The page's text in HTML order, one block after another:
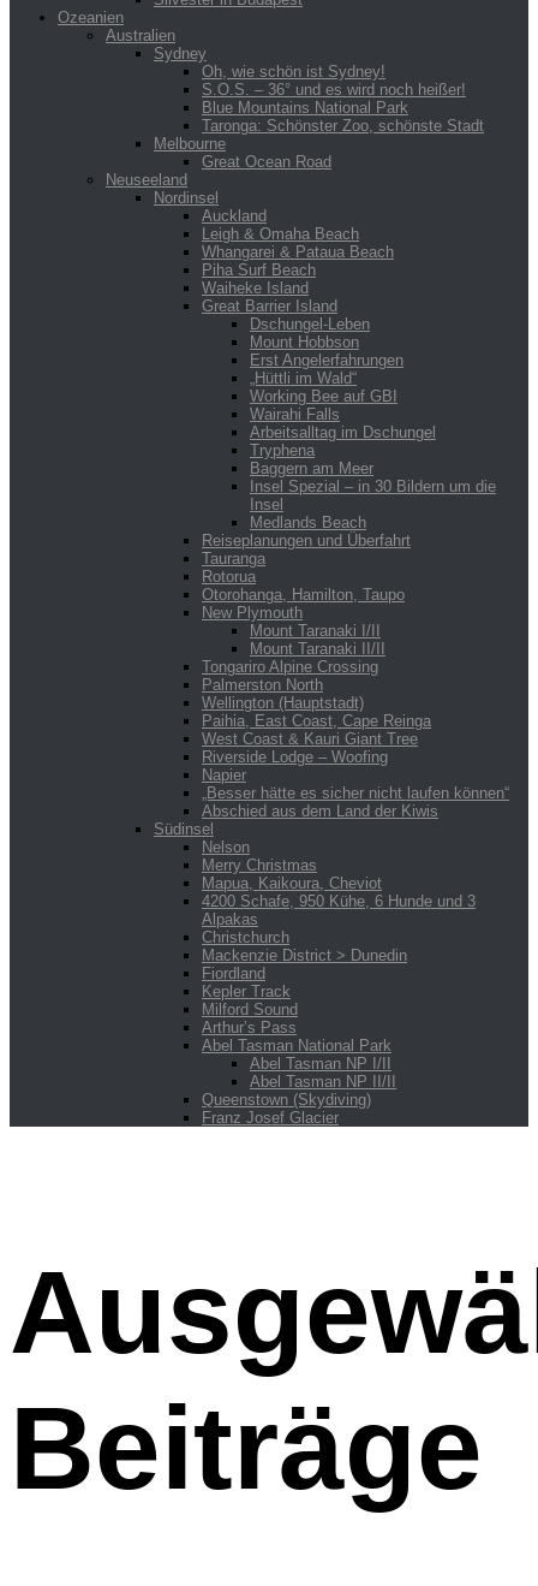
Ozeanien
Australien
Sydney
Oh, wie schön ist Sydney!
S.O.S. – 36° und es wird noch heißer!
Blue Mountains National Park
Taronga: Schönster Zoo, schönste Stadt
Melbourne
Great Ocean Road
Neuseeland
Nordinsel
Auckland
Leigh & Omaha Beach
Whangarei & Pataua Beach
Piha Surf Beach
Waiheke Island
Great Barrier Island
Dschungel-Leben
Mount Hobbson
Erst Angelerfahrungen
„Hüttli im Wald“
Working Bee auf GBI
Wairahi Falls
Arbeitsalltag im Dschungel
Tryphena
Baggern am Meer
Insel Spezial – in 30 Bildern um die
Insel
Medlands Beach
Reiseplanungen und Überfahrt
Tauranga
Rotorua
Otorohanga, Hamilton, Taupo
New Plymouth
Mount Taranaki I/II
Mount Taranaki II/II
Tongariro Alpine Crossing
Palmerston North
Wellington (Hauptstadt)
Paihia, East Coast, Cape Reinga
West Coast & Kauri Giant Tree
Riverside Lodge – Woofing
Napier
„Besser hätte es sicher nicht laufen können“
Abschied aus dem Land der Kiwis
Südinsel
Nelson
Merry Christmas
Mapua, Kaikoura, Cheviot
4200 Schafe, 950 Kühe, 6 Hunde und 3
Alpakas
Christchurch
Mackenzie District > Dunedin
Fiordland
Kepler Track
Milford Sound
Arthur’s Pass
Abel Tasman National Park
Abel Tasman NP I/II
Abel Tasman NP II/II
Queenstown (Skydiving)
Franz Josef Glacier
Beiträge